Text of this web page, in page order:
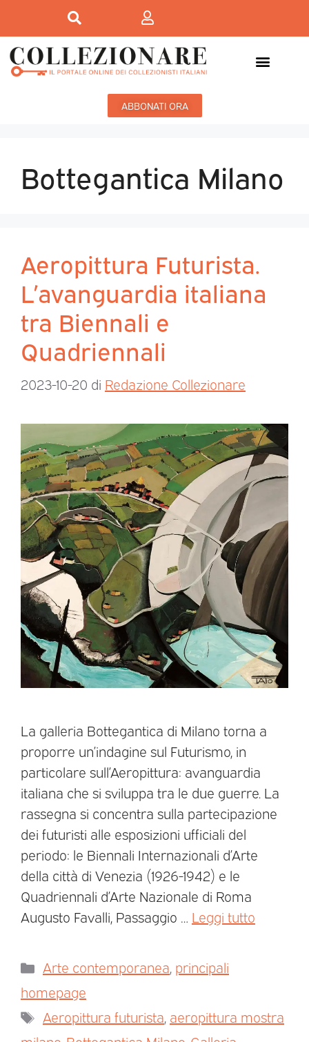
ABBONATI ORA
Bottegantica Milano
Aeropittura Futurista.
L’avanguardia italiana
tra Biennali e
Quadriennali
2023-10-20 di Redazione Collezionare
La galleria Bottegantica di Milano torna a
proporre un’indagine sul Futurismo, in
particolare sull’Aeropittura: avanguardia
italiana che si sviluppa tra le due guerre. La
rassegna si concentra sulla partecipazione
dei futuristi alle esposizioni ufficiali del
periodo: le Biennali Internazionali d’Arte
della città di Venezia (1926-1942) e le
Quadriennali d’Arte Nazionale di Roma
Augusto Favalli, Passaggio … Leggi tutto
Arte contemporanea, principali
homepage
Aeropittura futurista, aeropittura mostra